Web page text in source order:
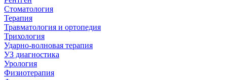
Стоматология
Терапия
Травматология и ортопедия
Трихология
Ударно-волновая терапия
УЗ диагностика
Урология
Физиотерапия